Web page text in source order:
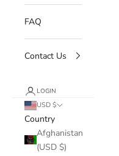
FAQ
Contact Us
LOGIN
USD $
Country
Afghanistan
(USD $)